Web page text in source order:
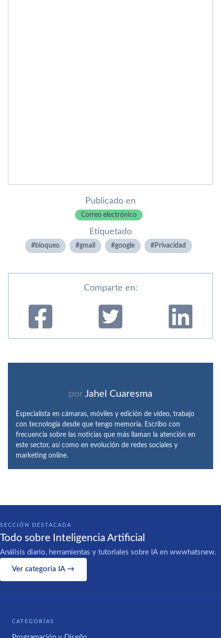
Publicado en
Correo electrónico
Etiquetado
bloqueo gmail google Privacidad
Comparte en:
por Jahel Cuaresma
Especialista en cámaras, móviles y edición de vídeo, trabajo
con tecnología desde que tengo memoria. Escribo con
frecuencia sobre las noticias que más llaman la atención en
este sector, así como en evolución de redes sociales y
marketing online.
SECCIÓN DESTACADA
Todo sobre Inteligencia Artificial
Análisis diario, herramientas y tutoriales sobre IA en wwwhatsnew.
Ver categoría IA →
CATEGORÍAS